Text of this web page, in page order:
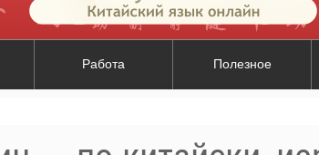
Работа Полезное